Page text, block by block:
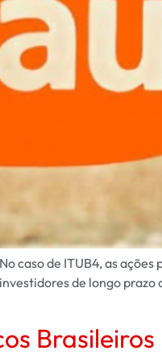
caso de ITUB4, as
de longo prazo
Brasileiros